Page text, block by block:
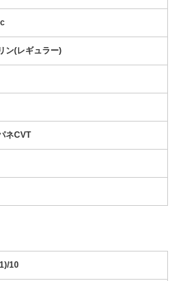
ン(レギュラー)
ネCVT
10